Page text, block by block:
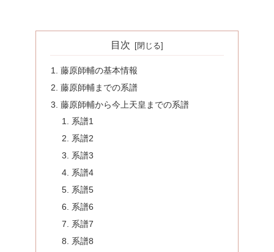
目次
藤原師輔の基本情報
藤原師輔までの系譜
藤原師輔から今上天皇までの系譜
系譜1
系譜2
系譜3
系譜4
系譜5
系譜6
系譜7
系譜8